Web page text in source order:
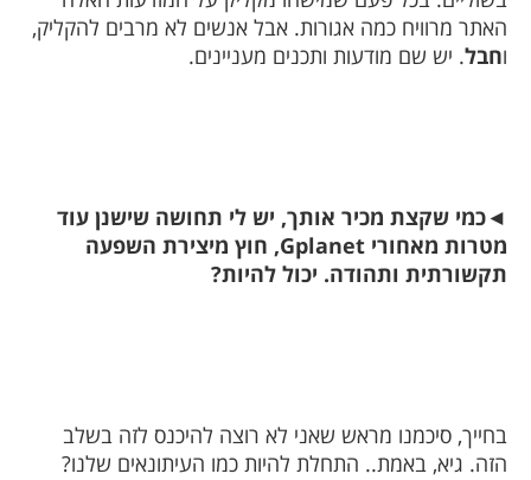
האתר מרוויח כמה אגורות. אבל אנשים לא מרבים להקליק,
וחבל. יש שם מודעות ותכנים מעניינים.
◄כמי שקצת מכיר אותך, יש לי תחושה שישנן עוד
מטרות מאחורי Gplanet, חוץ מיצירת השפעה
תקשורתית ותהודה. יכול להיות?
בחייך, סיכמנו מראש שאני לא רוצה להיכנס לזה בשלב
הזה. גיא, באמת.. התחלת להיות כמו העיתונאים שלנו?